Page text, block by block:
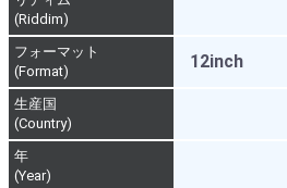
(Riddim)
フォーマット
(Format)
12inch
生産国
(Country)
年
(Year)